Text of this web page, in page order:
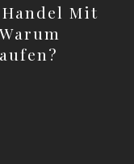
Mit